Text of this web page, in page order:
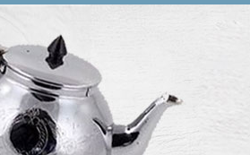
Eingang